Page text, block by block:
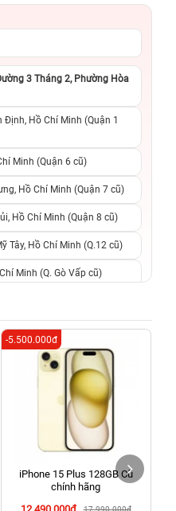
3 Tháng 2, Phường Hòa
Định, Hồ Chí Minh (Quận 1
Minh (Quận 6 cũ)
Hồ Chí Minh (Quận 7 cũ)
Hồ Chí Minh (Quận 8 cũ)
Tây, Hồ Chí Minh (Q.12 cũ)
Minh (Q. Gò Vấp cũ)
Minh (Quận Tân Phú cũ)
Hồ Chí Minh (Q.9 TP. Thủ
Minh (Bình Thọ, TP. Thủ
Minh (Bình Dương Cũ)
Tàu, Hồ Chí Minh (TP. Vũng
Hồ Chí Minh (Tân Bình
iPhone 15 Plus 128GB Cũ
chính hãng
17.990.000đ
-5.500.000đ